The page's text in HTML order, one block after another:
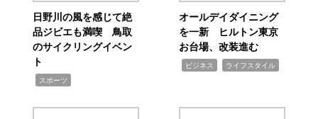
日野川の風を感じて絶
品ジビエも満喫 鳥取
のサイクリングイベン
ト
スポーツ
オールデイダイニング
を一新 ヒルトン東京
お台場、改装進む
ビジネス ライフスタイル